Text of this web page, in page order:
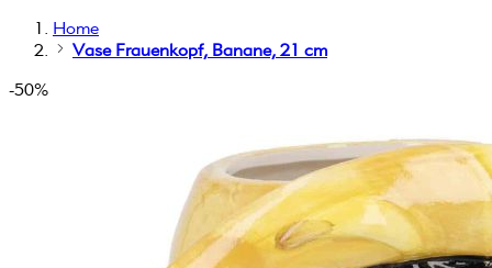
Home
Vase Frauenkopf, Banane, 21 cm
-50%